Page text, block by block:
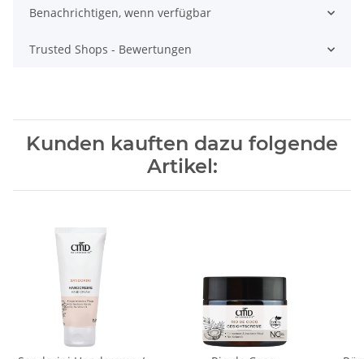
Benachrichtigen, wenn verfügbar
Trusted Shops - Bewertungen
Kunden kauften dazu folgende
Artikel: